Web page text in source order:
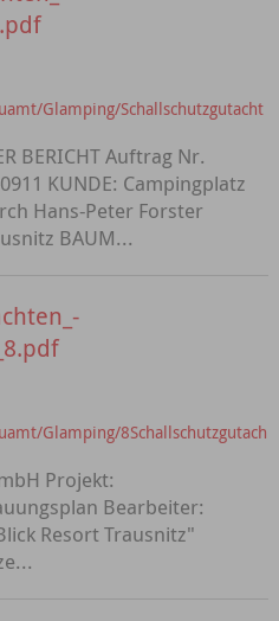
Glamping/Schallschutzgutacht
BERICHT Auftrag Nr.
KUNDE: Campingplatz
Hans-Peter Forster
BAUM...
Glamping/8Schallschutzgutach
Projekt:
Bearbeiter:
Resort Trausnitz"